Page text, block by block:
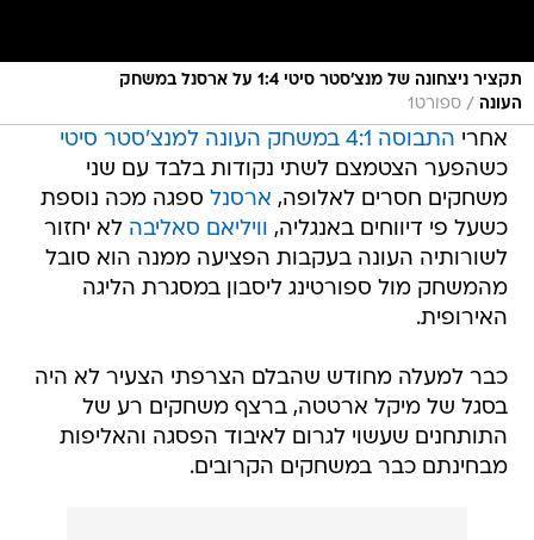
תקציר ניצחונה של מנצ'סטר סיטי 1:4 על ארסנל במשחק
העונה / ספורט1
אחרי התבוסה 4:1 במשחק העונה למנצ'סטר סיטי
כשהפער הצטמצם לשתי נקודות בלבד עם שני
משחקים חסרים לאלופה, ארסנל ספגה מכה נוספת
כשעל פי דיווחים באנגליה, וויליאם סאליבה לא יחזור
לשורותיה העונה בעקבות הפציעה ממנה הוא סובל
מהמשחק מול ספורטינג ליסבון במסגרת הליגה
האירופית.
כבר למעלה מחודש שהבלם הצרפתי הצעיר לא היה
בסגל של מיקל ארטטה, ברצף משחקים רע של
התותחנים שעשוי לגרום לאיבוד הפסגה והאליפות
מבחינתם כבר במשחקים הקרובים.